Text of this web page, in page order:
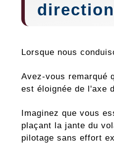
direction
Lorsque nous
Avez-vous remarqué
est éloignée de l'axe
Imaginez que vous
plaçant la jante du
pilotage sans effort